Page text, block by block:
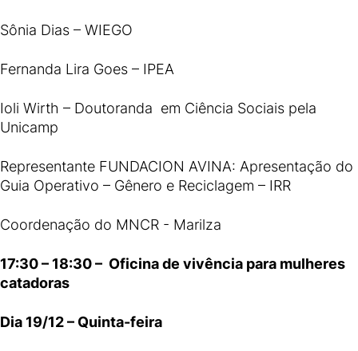
Sônia Dias – WIEGO
Fernanda Lira Goes – IPEA
Ioli Wirth – Doutoranda em Ciência Sociais pela
Unicamp
Representante FUNDACION AVINA: Apresentação do
Guia Operativo – Gênero e Reciclagem – IRR
Coordenação do MNCR - Marilza
17:30 – 18:30 – Oficina de vivência para mulheres
catadoras
Dia 19/12 – Quinta-feira